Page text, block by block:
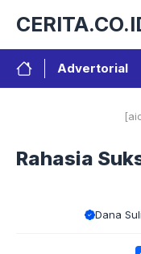
isi
Advertorial
Rahasia
Dana